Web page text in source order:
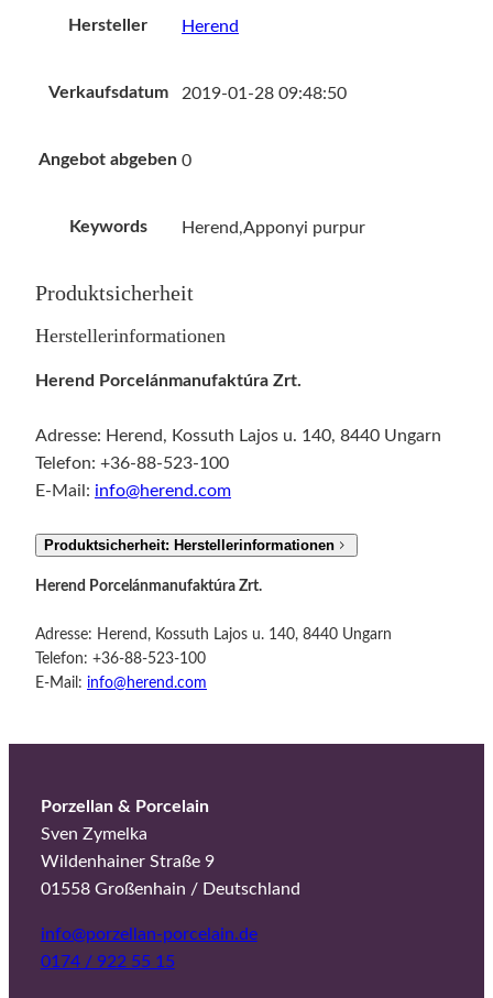
Hersteller Herend
Verkaufsdatum 2019-01-28 09:48:50
Angebot abgeben 0
Keywords Herend,Apponyi purpur
Produktsicherheit
Herstellerinformationen
Herend Porcelánmanufaktúra Zrt.
Adresse: Herend, Kossuth Lajos u. 140, 8440 Ungarn
Telefon: +36-88-523-100
E-Mail: info@herend.com
Produktsicherheit: Herstellerinformationen
Herend Porcelánmanufaktúra Zrt.
Adresse: Herend, Kossuth Lajos u. 140, 8440 Ungarn
Telefon: +36-88-523-100
E-Mail: info@herend.com
Porzellan & Porcelain
Sven Zymelka
Wildenhainer Straße 9
01558 Großenhain / Deutschland
info@porzellan-porcelain.de
0174 / 922 55 15